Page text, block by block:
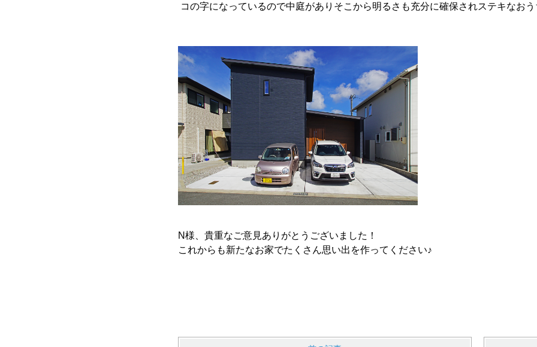
コの字になっているので中庭がありそこから明るさも充分に確保されステキなお
N様、貴重なご意見ありがとうございました！
これからも新たなお家でたくさん思い出を作ってください♪